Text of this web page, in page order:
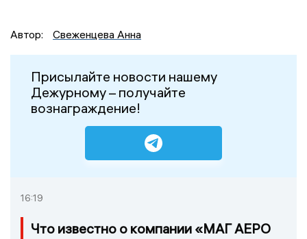
Автор: Свеженцева Анна
Присылайте новости нашему
Дежурному – получайте
вознаграждение!
16:19
Что известно о компании «МАГ АЕРО